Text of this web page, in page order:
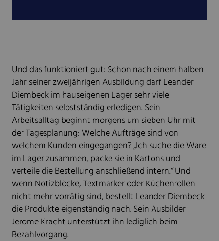
Und das funktioniert gut: Schon nach einem halben
Jahr seiner zweijährigen Ausbildung darf Leander
Diembeck im hauseigenen Lager sehr viele
Tätigkeiten selbstständig erledigen. Sein
Arbeitsalltag beginnt morgens um sieben Uhr mit
der Tagesplanung: Welche Aufträge sind von
welchem Kunden eingegangen? „Ich suche die Ware
im Lager zusammen, packe sie in Kartons und
verteile die Bestellung anschließend intern.“ Und
wenn Notizblöcke, Textmarker oder Küchenrollen
nicht mehr vorrätig sind, bestellt Leander Diembeck
die Produkte eigenständig nach. Sein Ausbilder
Jerome Kracht unterstützt ihn lediglich beim
Bezahlvorgang.